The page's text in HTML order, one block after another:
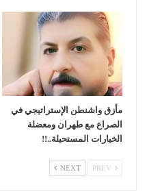
مأزق واشنطن الإستراتيجي في
الصراع مع طهران ومعضلة
الخيارات المستحيلة..!!
NEXT